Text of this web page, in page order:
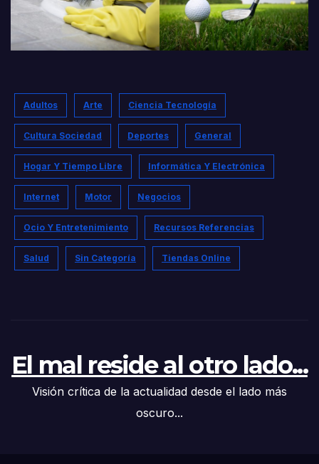
Adultos Arte Ciencia Tecnología
Cultura Sociedad Deportes General
Hogar Y Tiempo Libre Informática Y Electrónica
Internet Motor Negocios
Ocio Y Entretenimiento Recursos Referencias
Salud Sin Categoría Tiendas Online
El mal reside al otro lado...
Visión crítica de la actualidad desde el lado más
oscuro...